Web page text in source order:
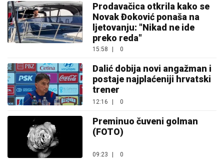
Prodavačica otkrila kako se
Novak Đoković ponaša na
ljetovanju: "Nikad ne ide
preko reda"
15:58 | 0
Dalić dobija novi angažman i
postaje najplaćeniji hrvatski
trener
12:16 0
Preminuo čuveni golman
(FOTO)
09:23 0